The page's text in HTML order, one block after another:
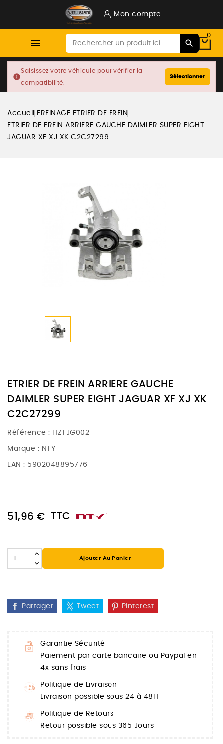
Mon compte

0
info
Saisissez votre véhicule pour vérifier la
compatibilité.
Sélectionner
Accueil FREINAGE ETRIER DE FREIN
ETRIER DE FREIN ARRIERE GAUCHE DAIMLER SUPER EIGHT
JAGUAR XF XJ XK C2C27299
ETRIER DE FREIN ARRIERE GAUCHE
DAIMLER SUPER EIGHT JAGUAR XF XJ XK
C2C27299
Référence : HZTJG002
Marque : NTY
EAN : 5902048895776
51,96 € TTC
Ajouter Au Panier
Partager Tweet Pinterest
Garantie Sécurité
Paiement par carte bancaire ou Paypal en
4x sans frais
Politique de Livraison
Livraison possible sous 24 à 48H
Politique de Retours
Retour possible sous 365 Jours